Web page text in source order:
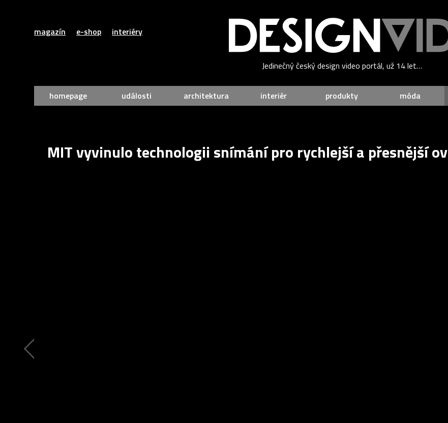
magazín e-shop interiéry
Jedinečný český design video portál, už 14 let…
homepage události architektura interiér produkty móda
MIT vyvinulo technologii snímání pro rychlejší a přesnější